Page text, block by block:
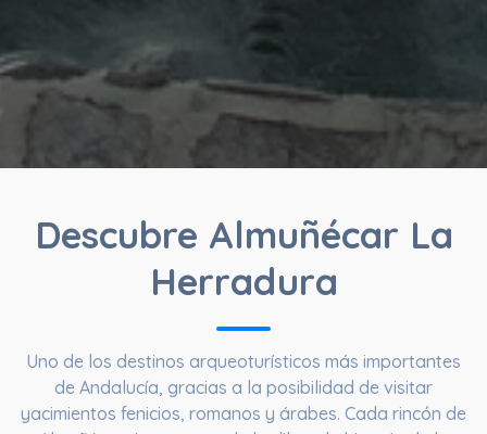
Descubre Almuñécar La
Herradura
Uno de los destinos arqueoturísticos más importantes
de Andalucía, gracias a la posibilidad de visitar
yacimientos fenicios, romanos y árabes. Cada rincón de